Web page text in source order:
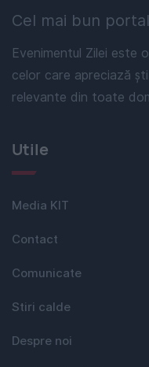
Cel mai bun
Evenimentul Zilei este
celor care apreciază
relevante din toate
Utile
Media KIT
Contact
Comunicate
Stiri calde
Despre noi